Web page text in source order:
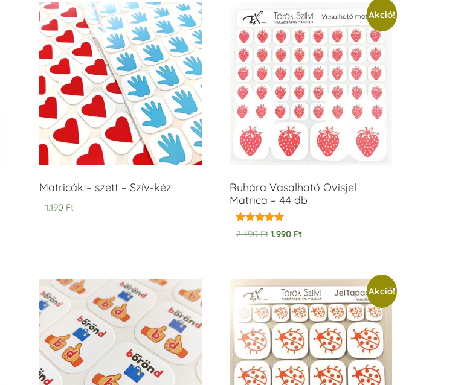
Matricák – szett – Szív-kéz
1.190 Ft
Akció!
Ruhára Vasalható Ovisjel
Matrica – 44 db
Értékelés:
5.00
2.490Ft 1.990 Ft
Akció!